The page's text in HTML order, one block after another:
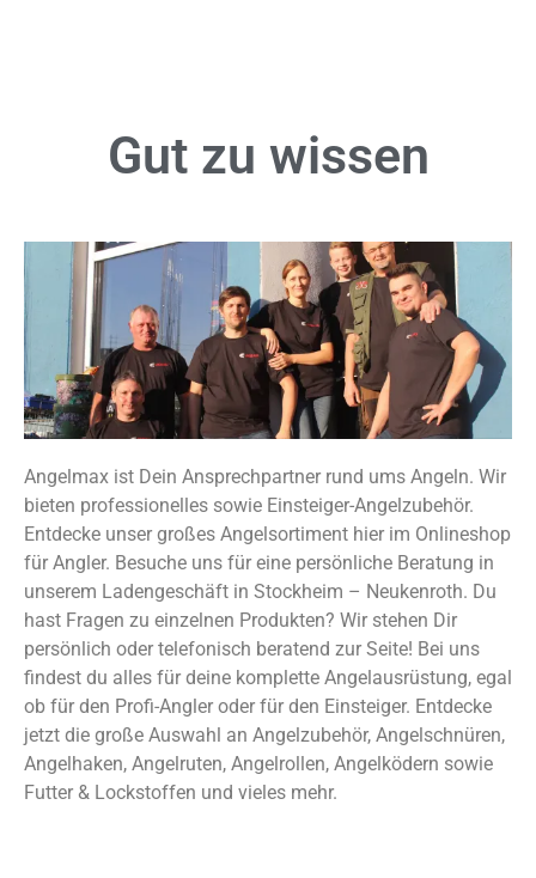
Gut zu wissen
Angelmax ist Dein Ansprechpartner rund ums Angeln. Wir
bieten professionelles sowie Einsteiger-Angelzubehör.
Entdecke unser großes Angelsortiment hier im Onlineshop
für Angler. Besuche uns für eine persönliche Beratung in
unserem Ladengeschäft in Stockheim – Neukenroth. Du
hast Fragen zu einzelnen Produkten? Wir stehen Dir
persönlich oder telefonisch beratend zur Seite! Bei uns
findest du alles für deine komplette Angelausrüstung, egal
ob für den Profi-Angler oder für den Einsteiger. Entdecke
jetzt die große Auswahl an Angelzubehör, Angelschnüren,
Angelhaken, Angelruten, Angelrollen, Angelködern sowie
Futter & Lockstoffen und vieles mehr.